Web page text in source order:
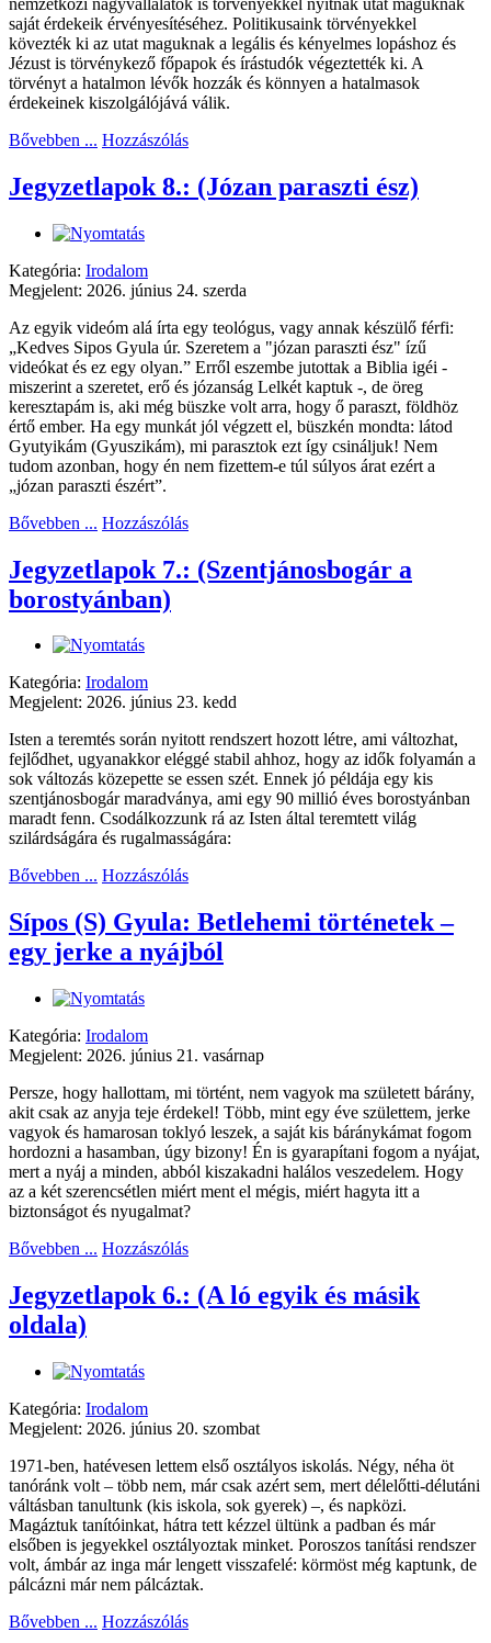
saját érdekeik érvényesítéséhez. Politikusaink törvényekkel
kövezték ki az utat maguknak a legális és kényelmes lopáshoz és
Jézust is törvénykező főpapok és írástudók végeztették ki. A
törvényt a hatalmon lévők hozzák és könnyen a hatalmasok
érdekeinek kiszolgálójává válik.
Bővebben ... Hozzászólás
Jegyzetlapok 8.: (Józan paraszti ész)
Kategória: Irodalom
Megjelent: 2026. június 24. szerda
Az egyik videóm alá írta egy teológus, vagy annak készülő férfi:
„Kedves Sipos Gyula úr. Szeretem a "józan paraszti ész" ízű
videókat és ez egy olyan.” Erről eszembe jutottak a Biblia igéi -
miszerint a szeretet, erő és józanság Lelkét kaptuk -, de öreg
keresztapám is, aki még büszke volt arra, hogy ő paraszt, földhöz
értő ember. Ha egy munkát jól végzett el, büszkén mondta: látod
Gyutyikám (Gyuszikám), mi parasztok ezt így csináljuk! Nem
tudom azonban, hogy én nem fizettem-e túl súlyos árat ezért a
„józan paraszti észért”.
Bővebben ... Hozzászólás
Jegyzetlapok 7.: (Szentjánosbogár a
borostyánban)
Kategória: Irodalom
Megjelent: 2026. június 23. kedd
Isten a teremtés során nyitott rendszert hozott létre, ami változhat,
fejlődhet, ugyanakkor eléggé stabil ahhoz, hogy az idők folyamán a
sok változás közepette se essen szét. Ennek jó példája egy kis
szentjánosbogár maradványa, ami egy 90 millió éves borostyánban
maradt fenn. Csodálkozzunk rá az Isten által teremtett világ
szilárdságára és rugalmasságára:
Bővebben ... Hozzászólás
Sípos (S) Gyula: Betlehemi történetek –
egy jerke a nyájból
Kategória: Irodalom
Megjelent: 2026. június 21. vasárnap
Persze, hogy hallottam, mi történt, nem vagyok ma született bárány,
akit csak az anyja teje érdekel! Több, mint egy éve születtem, jerke
vagyok és hamarosan toklyó leszek, a saját kis báránykámat fogom
hordozni a hasamban, úgy bizony! Én is gyarapítani fogom a nyájat,
mert a nyáj a minden, abból kiszakadni halálos veszedelem. Hogy
az a két szerencsétlen miért ment el mégis, miért hagyta itt a
biztonságot és nyugalmat?
Bővebben ... Hozzászólás
Jegyzetlapok 6.: (A ló egyik és másik
oldala)
Kategória: Irodalom
Megjelent: 2026. június 20. szombat
1971-ben, hatévesen lettem első osztályos iskolás. Négy, néha öt
tanóránk volt – több nem, már csak azért sem, mert délelőtti-délutáni
váltásban tanultunk (kis iskola, sok gyerek) –, és napközi.
Magáztuk tanítóinkat, hátra tett kézzel ültünk a padban és már
elsőben is jegyekkel osztályoztak minket. Poroszos tanítási rendszer
volt, ámbár az inga már lengett visszafelé: körmöst még kaptunk, de
pálcázni már nem pálcáztak.
Bővebben ... Hozzászólás